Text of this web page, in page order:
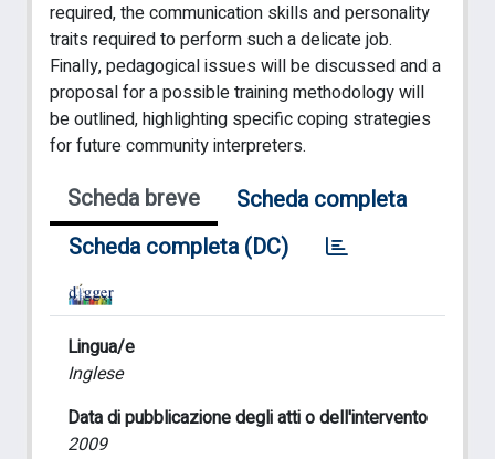
required, the communication skills and personality
traits required to perform such a delicate job.
Finally, pedagogical issues will be discussed and a
proposal for a possible training methodology will
be outlined, highlighting specific coping strategies
for future community interpreters.
Scheda breve
Scheda completa
Scheda completa (DC)
Lingua/e
Inglese
Data di pubblicazione degli atti o dell'intervento
2009